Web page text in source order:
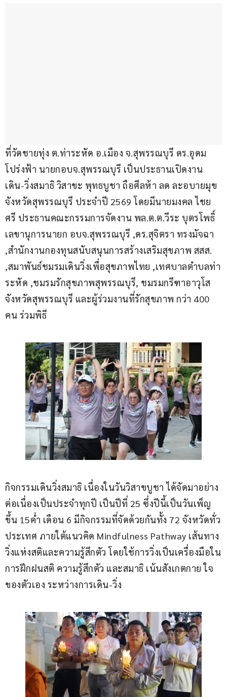
ที่วัดชายทุ่ง ต.ท่าระหัด อ.เมือง จ.สุพรรณบุรี ดร.อุดม
โปร่งฟ้า นายกอบจ.สุพรรณบุรี เป็นประธานเปิดงาน
เดิน-วิ่งสมาธิ วิสาขะ พุทธบูชา ถือศีลห้า ลด ละอบายมุข
จังหวัดสุพรรณบุรี ประจำปี 2569 โดยมีนายมงคล ไชย
ศรี ประธานคณะกรรมการจัดงาน พล.ต.ต.วีระ บุตรโพธิ์
เลขานุการนายก อบจ.สุพรรณบุรี ,ดร.สุจิตรา ทรงมัจฉา
,สำนักงานกองทุนสนับสนุนการสร้างเสริมสุขภาพ สสส.
,สมาพันธ์ชมรมเดินวิ่งเพื่อสุขภาพไทย ,เทศบาลตำบลท่า
ระหัด ,ชมรมรักสุขภาพสุพรรณบุรี, ชมรมกรีฑาอาวุโส
จังหวัดสุพรรณบุรี และผู้ร่วมงานที่รักสุขภาพ กว่า 400
คน ร่วมพิธี
กิจกรรมเดินวิ่งสมาธิ เนื่องในวันวิสาขบูชา ได้จัดมาอย่าง
ต่อเนื่องเป็นประจำทุกปี เป็นปีที่ 25 ซึ่งปีนี้เป็นวันเพ็ญ
ขึ้น 15ค่ำ เดือน 6 มีกิจกรรมที่จัดด้วยกันทั้ง 72 จังหวัดทั่ว
ประเทศ ภายใต้แนวคิด Mindfulness Pathway เส้นทาง
วิ่งแห่งสติและความรู้สึกตัว โดยใช้การวิ่งเป็นเครื่องมือใน
การฝึกฝนสติ ความรู้สึกตัว และสมาธิ เน้นสังเกตกาย ใจ
ของตัวเอง ระหว่างการเดิน-วิ่ง